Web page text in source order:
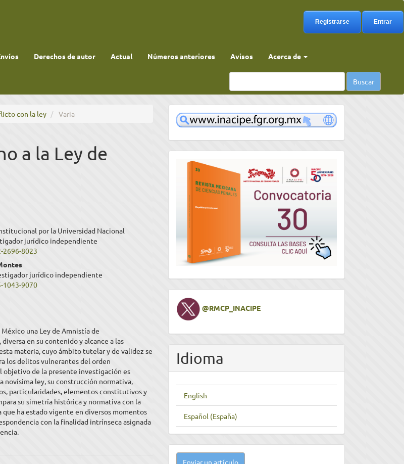
Registrarse Entrar
Derechos de autor Actual Números anteriores Avisos Acerca de
Buscar
con la ley Varia
a la Ley de
por la Universidad Nacional
jurídico independiente
8023
jurídico independiente
1043-9070
una Ley de Amnistía de
, diversa en su contenido y alcance a las
materia, cuyo ámbito tutelar y de validez se
los delitos vulnerantes del orden
objetivo de la presente investigación es
novísima ley, su construcción normativa,
particularidades, elementos constitutivos y
su simetría histórica y normativa con la
ha estado vigente en diversos momentos
con la finalidad intrínseca asignada
www
convocatoria
Twitter@RMCP_INACIPE
Idioma
English
Español (España)
Enviar
Enviar un artículo